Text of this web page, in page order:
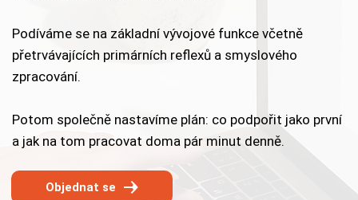
Podíváme se na základní vývojové funkce včetně
přetrvávajících primárních reflexů a smyslového
zpracování.
Potom společně nastavíme plán: co podpořit jako první
a jak na tom pracovat doma pár minut denně.
Objednat se